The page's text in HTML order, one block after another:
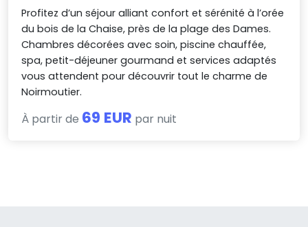
Profitez d’un séjour alliant confort et sérénité à l’orée
du bois de la Chaise, près de la plage des Dames.
Chambres décorées avec soin, piscine chauffée,
spa, petit-déjeuner gourmand et services adaptés
vous attendent pour découvrir tout le charme de
Noirmoutier.
À partir de 69 EUR par nuit